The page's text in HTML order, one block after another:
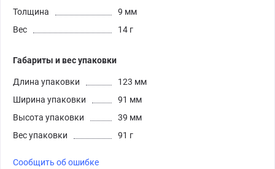
Толщина
9 мм
Вес
14 г
Габариты и вес упаковки
Длина упаковки
123 мм
Ширина упаковки
91 мм
Высота упаковки
39 мм
Вес упаковки
91 г
Сообщить об ошибке